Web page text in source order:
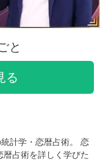
と
る
計学・恋暦占術。 恋
占術を詳しく学びた